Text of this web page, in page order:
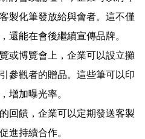
製化筆發放給與會者。這不僅
還能在會後繼續宣傳品牌。
或博覽會上，企業可以設立攤
參觀者的贈品。這些筆可以印
增加曝光率。
回饋，企業可以定期發送客製
進持續合作。